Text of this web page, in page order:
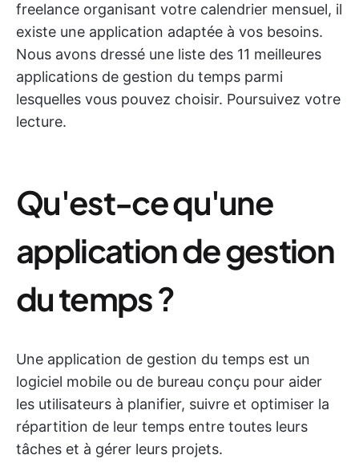
freelance organisant votre calendrier mensuel, il
existe une application adaptée à vos besoins.
Nous avons dressé une liste des 11 meilleures
applications de gestion du temps parmi
lesquelles vous pouvez choisir. Poursuivez votre
lecture.
Qu'est-ce qu'une
application de gestion
du temps ?
Une application de gestion du temps est un
logiciel mobile ou de bureau conçu pour aider
les utilisateurs à planifier, suivre et optimiser la
répartition de leur temps entre toutes leurs
tâches et à gérer leurs projets.